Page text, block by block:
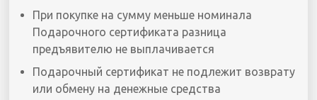
При покупке на сумму меньше номинала
Подарочного сертификата разница
предъявителю не выплачивается
Подарочный сертификат не подлежит возврату
или обмену на денежные средства